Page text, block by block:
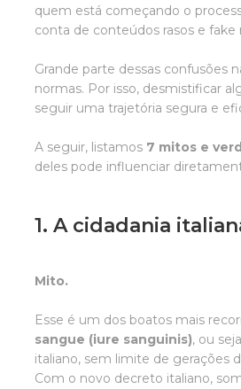
quem está começando o
conta de conteúdos rasos e
Grande parte dessas confusões
normas. Por isso, desmistificar
seguir uma trajetória segura e
A seguir, listamos 7 mitos e
deles pode influenciar
1. A cidadania
Mito.
Esse é um dos boatos mais
sangue (iure sanguinis), ou
italiano, sem limite de gerações
Com o novo decreto italiano,